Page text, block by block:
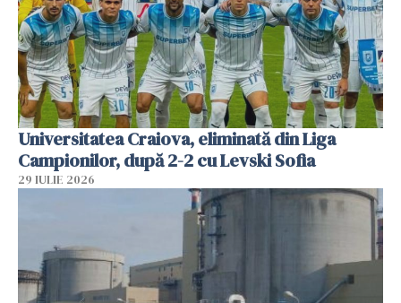
Universitatea Craiova, eliminată din Liga
Campionilor, după 2-2 cu Levski Sofia
29 IULIE 2026